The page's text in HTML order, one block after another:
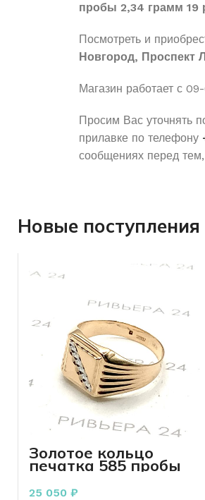
пробы 2,34 грамм 19
Посмотреть и
Новгород, Проспект
Магазин работает с
Просим Вас уточнять
прилавке по телефону
сообщениях перед
Новые
Золотое кольцо
печатка 585 пробы
3.34 грамма р. 21
25 050 ₽